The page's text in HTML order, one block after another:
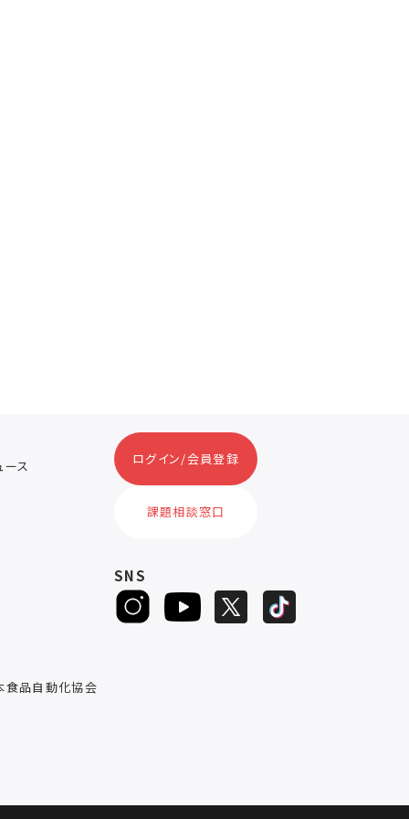
ス
食品自動化協会
ログイン/会員登録
課題相談窓口
SNS